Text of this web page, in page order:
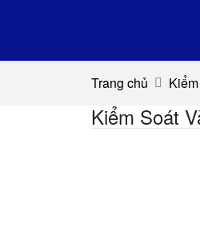
Trang chủ
Kiểm Soát